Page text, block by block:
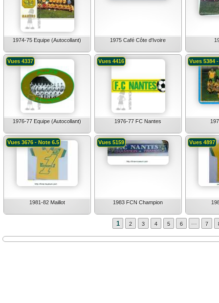
1974-75 Equipe (Autocollant) 1975 Café Côte d'Ivoire
1976-77 Equipe (Autocollant)
Vues 4337
1976-77 FC Nantes
Vues 4416 Vues 5384
1981-82 Maillot
Vues 3676 - Note 6.5
1983 FCN Champion
Vues 5159 Vues 4897
1 2 3 4 5 6 ... 7